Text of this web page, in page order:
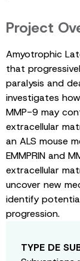
Project
Amyotrophic
that
paralysis and
investigates
MMP-9 may
extracellular
an ALS mouse
EMMPRIN and
extracellular
uncover new
identify
progression.
TYPE DE